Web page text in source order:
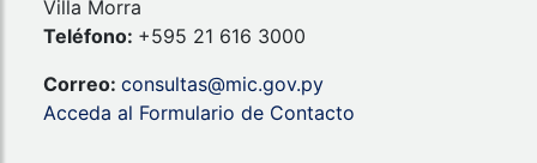
Villa Morra
Teléfono: +595 21 616 3000
Correo: consultas@mic.gov.py
Acceda al Formulario de Contacto